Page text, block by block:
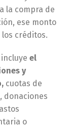
la compra de
ese monto
créditos.
incluye el
y
cuotas de
donaciones
o